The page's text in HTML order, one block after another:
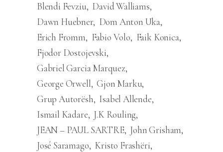
Blendi Fevziu David Walliams
Dawn Huebner Dom Anton Uka
Erich Fromm
Fabio Volo
Faik Konica
Fjodor Dostojevski
Gabriel Garcia Marquez
George Orwell Gjon Marku
Grup Autorësh Isabel Allende
Ismail Kadare J.K Rouling
JEAN – PAUL SARTRE John Grisham
José Saramago Kristo Frashëri